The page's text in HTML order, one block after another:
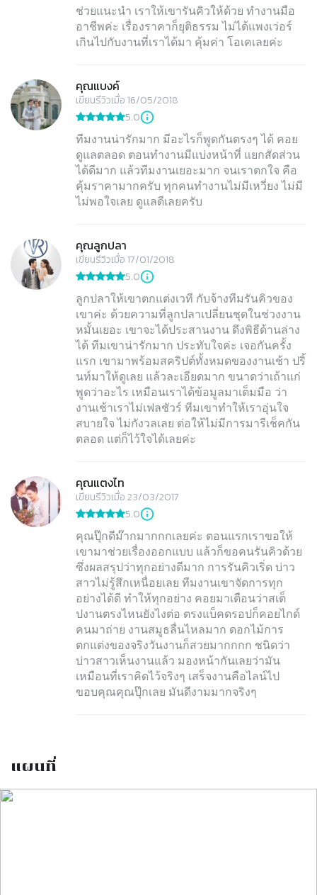
ช่วยแนะนำ เราให้เขารันคิวให้ด้วย ทำงานมือ
อาชีพค่ะ เรื่องราคาก็ยุติธรรม ไม่ได้แพงเว่อร์
เกินไปกับงานที่เราได้มา คุ้มค่า โอเคเลยค่ะ
คุณแบงค์
เขียนรีวิวเมื่อ 16/05/2018
5.0
ทีมงานน่ารักมาก มีอะไรก็พูดกันตรงๆ ได้ คอย
ดูแลตลอด ตอนทำงานมีแบ่งหน้าที่ แยกสัดส่วน
ได้ดีมาก แล้วทีมงานเยอะมาก จนเราตกใจ คือ
คุ้มราคามากครับ ทุกคนทำงานไม่มีเหวี่ยง ไม่มี
ไม่พอใจเลย ดูแลดีเลยครับ
คุณลูกปลา
เขียนรีวิวเมื่อ 17/01/2018
5.0
ลูกปลาให้เขาตกแต่งเวที กับจ้างทีมรันคิวของ
เขาค่ะ ด้วยความที่ลูกปลาเปลี่ยนชุดในช่วงงาน
หมั้นเยอะ เขาจะได้ประสานงาน ดึงพิธีด้านล่าง
ได้ ทีมเขาน่ารักมาก ประทับใจค่ะ เจอกันครั้ง
แรก เขามาพร้อมสคริปต์ทั้งหมดของงานเช้า ปริ้
นท์มาให้ดูเลย แล้วละเอียดมาก ขนาดว่าเถ้าแก่
พูดว่าอะไร เหมือนเราได้ข้อมูลมาเต็มมือ ว่า
งานเช้าเราไม่เฟลชัวร์ ทีมเขาทำให้เราอุ่นใจ
สบายใจ ไม่กังวลเลย ต่อให้ไม่มีการมารีเช็คกัน
คุณแตงไท
เขียนรีวิวเมื่อ 23/03/2017
5.0
คุณปุ๊กดีม๊ากมากกกเลยค่ะ ตอนแรกเราขอให้
เขามาช่วยเรื่องออกแบบ แล้วก็ขอคนรันคิวด้วย
ซึ่งผลสรุปว่าทุกอย่างดีมาก การรันคิวเริ่ด บ่าว
สาวไม่รู้สึกเหนื่อยเลย ทีมงานเขาจัดการทุก
อย่างได้ดี ทำให้ทุกอย่าง คอยมาเตือนว่าสเต็
ปงานตรงไหนยังไงต่อ ตรงแบ็คดรอปก็คอยไกด์
คนมาถ่าย งานสมูธลื่นไหลมาก ดอกไม้การ
ตกแต่งของจริงวันงานก็สวยมากกกก ชนิดว่า
บ่าวสาวเห็นงานแล้ว มองหน้ากันเลยว่ามัน
เหมือนที่เราคิดไว้จริงๆ เสร็จงานคือไลน์ไป
ขอบคุณคุณปุ๊กเลย มันดีงามมากจริงๆ
แผนที่